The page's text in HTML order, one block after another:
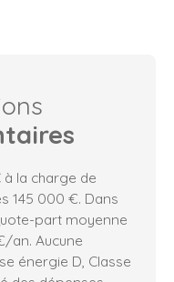
à la charge de
145 000 €. Dans
part moyenne
an. Aucune
énergie D, Classe